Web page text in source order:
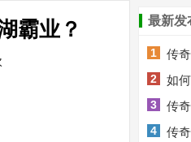
霸业？ 最新发
1 传
2 如
3 传
4 传